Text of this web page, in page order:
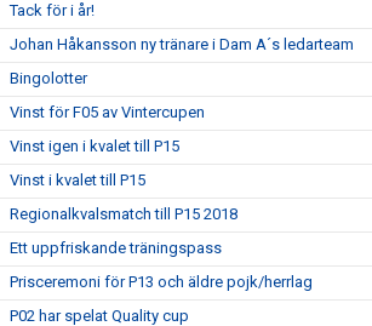
Tack för i år!
Johan Håkansson ny tränare i Dam A´s ledarteam
Bingolotter
Vinst för F05 av Vintercupen
Vinst igen i kvalet till P15
Vinst i kvalet till P15
Regionalkvalsmatch till P15 2018
Ett uppfriskande träningspass
Prisceremoni för P13 och äldre pojk/herrlag
P02 har spelat Quality cup